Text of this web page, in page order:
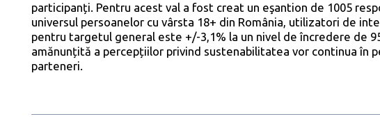
participanți. Pentru acest val a fost creat un eşantion de 1005
universul persoanelor cu vârsta 18+ din România, utilizatori de
pentru targetul general este +/-3,1% la un nivel de încredere de
amănunțită a percepțiilor privind sustenabilitatea vor continua în
parteneri.